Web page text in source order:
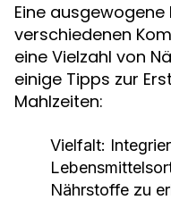
Eine
verschiedenen
eine Vielzahl von
einige Tipps zur
Mahlzeiten:
Vielfalt:
Nährstoffe zu